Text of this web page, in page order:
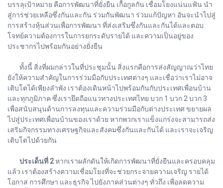
บรรลุเป้าหมาย คือการพัฒนาที่ยั่งยืน เกื้อกูลกัน เชื่อมโยงแน่นแฟ้น นำ
สู่การช่วยเหลือซึ่งกันและกัน ร่วมกันพัฒนา ร่วมแก้ปัญหา อันจะนำไปสู่
การสร้างหุ้นส่วนเพื่อการพัฒนา ที่ส่งเสริมซึ่งกันและกันได้และตอบ
โจทย์ความต้องการในการยกระดับรายได้ และความเป็นอยู่ของ
ประชากรไปพร้อมกันอย่างยั่งยืน
ทั้งนี้ สิ่งที่ผมกล่าวในที่ประชุมนั้น สิ่งแรกคือการส่งสัญญาณว่าไทย
ยังให้ความสำคัญในการร่วมมือกับประเทศต่างๆ และเชื่อว่าเราไม่อาจ
เติบโตได้เพียงลำพัง เราต้องเดินหน้าไปพร้อมกันกับประเทศเพื่อนบ้าน
และทุกภูมิภาค ซึ่งเรายึดถือแนวทางประเทศไทย บวก 1 บวก 2 บวก 3
เพื่อสนับสนุนด้านการลงทุนและความร่วมมือกับต่างประเทศ ขยายผล
ไปสู่ประเทศเพื่อนบ้านของเราด้วย หากพวกเราแข็งแกร่งจะสามารถส่ง
เสริมกิจกรรมทางเศรษฐกิจและสังคมซึ่งกันและกันได้ และเราจะเจริญ
เติบโตไปด้วยกัน
ประเด็นที่ 2หากเราผลักดันให้เกิดการพัฒนาที่ยั่งยืนและครอบคลุม
แล้ว เราต้องสร้างความเชื่อมโยงที่จะช่วยกระจายความเจริญ รายได้
โอกาส การศึกษา และธุรกิจ ไปยังภาคส่วนต่างๆ ทั่วถึง เพื่อลดความ